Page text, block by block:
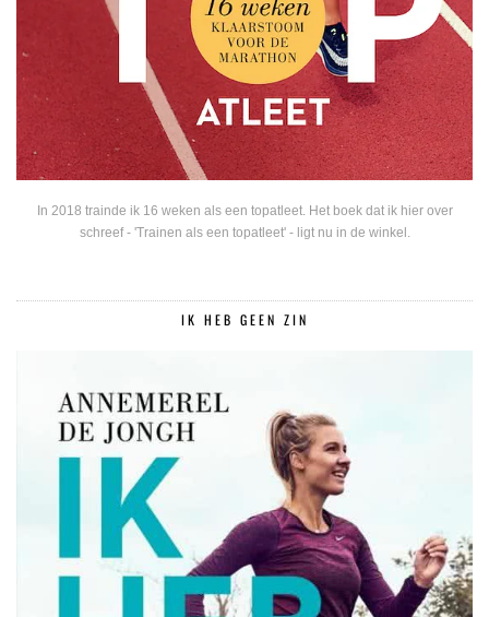
In 2018 trainde ik 16 weken als een topatleet. Het boek dat ik hier over
schreef - 'Trainen als een topatleet' - ligt nu in de winkel.
IK HEB GEEN ZIN